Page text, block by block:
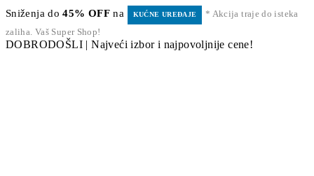
Sniženja do45% OFF na KUĆNE UREĐAJE
* Akcija traje do isteka
zaliha. Vaš Super Shop!
DOBRODOŠLI | Najveći izbor i najpovoljnije cene!